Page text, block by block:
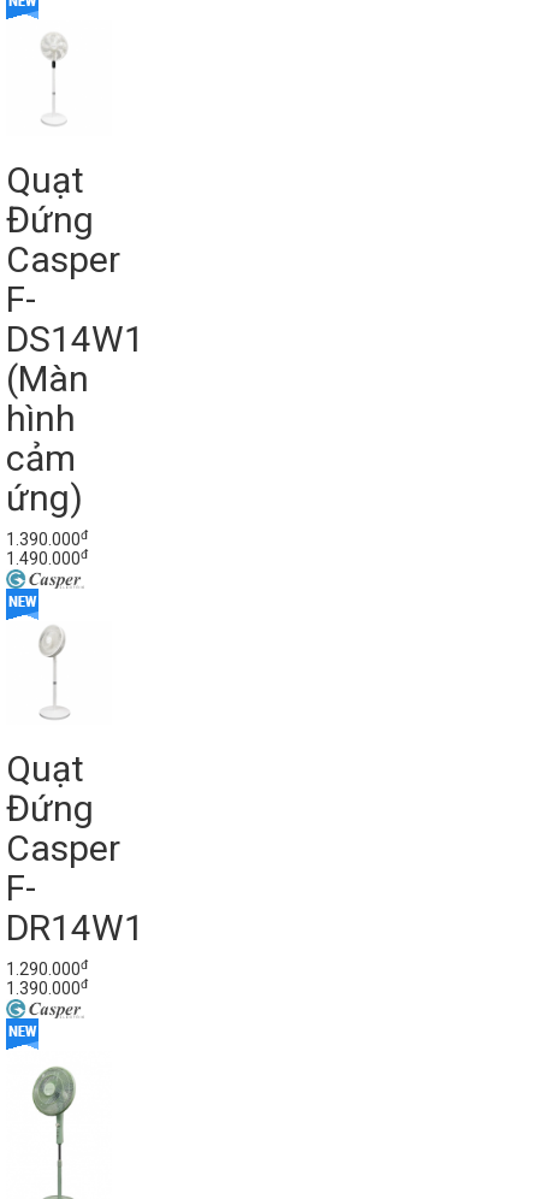
Quạt
Đứng
Casper
F-
DS14W1
(Màn
hình
cảm
ứng)
1.390.000đ
1.490.000đ
Quạt
Đứng
Casper
F-
DR14W1
1.290.000đ
1.390.000đ